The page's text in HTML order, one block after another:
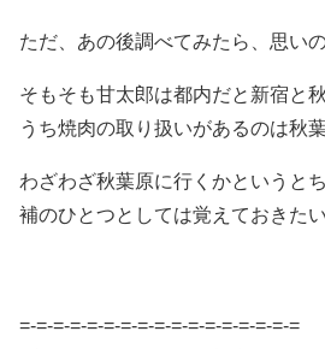
ただ、あの後調べてみたら、思い
そもそも甘太郎は都内だと新宿と
うち焼肉の取り扱いがあるのは秋
わざわざ秋葉原に行くかというと
補のひとつとしては覚えておきたい
=-=-=-=-=-=-=-=-=-=-=-=-=-=-=-=-=